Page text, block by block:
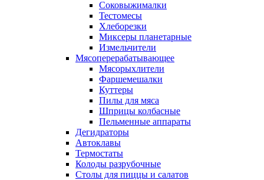
Соковыжималки
Тестомесы
Хлеборезки
Миксеры планетарные
Измельчители
Мясоперерабатывающее
Мясорыхлители
Фаршемешалки
Куттеры
Пилы для мяса
Шприцы колбасные
Пельменные аппараты
Дегидраторы
Автоклавы
Термостаты
Колоды разрубочные
Столы для пиццы и салатов